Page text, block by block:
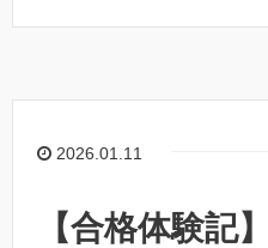
2026.01.11
【合格体験記